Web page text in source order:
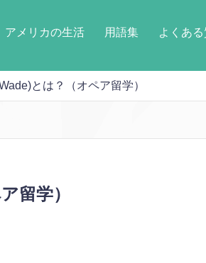
アメリカの生活 用語集 よくあ
とは？（オペア留学）
留学）